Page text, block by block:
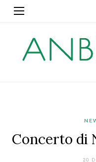
Concerto di
20